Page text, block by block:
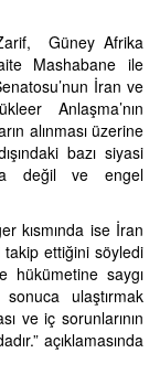
Güney Afrika
Mashabane ile
İran ve
Anlaşma’nın
alınması üzerine
bazı siyasi
değil ve engel
kısmında ise İran
takip ettiğini söyledi
hükümetine saygı
ulaştırmak
ve iç sorunlarının
açıklamasında